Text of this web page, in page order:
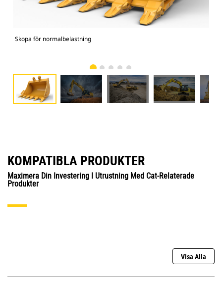
Skopa för normalbelastning
KOMPATIBLA PRODUKTER
Maximera Din Investering I Utrustning Med Cat-Relaterade
Produkter
Visa Alla